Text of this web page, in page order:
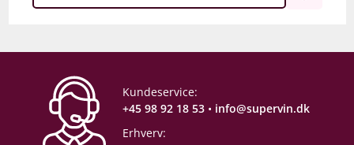
Kundeservice:
+45 98 92 18 53 • info@supervin.dk
Erhverv: